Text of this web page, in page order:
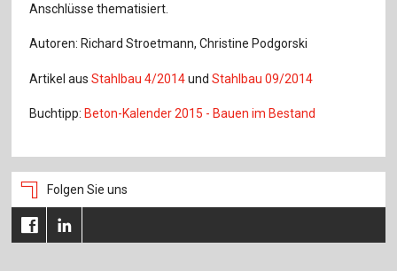
Anschlüsse thematisiert.
Autoren: Richard Stroetmann, Christine Podgorski
Artikel ausStahlbau 4/2014undStahlbau 09/2014
Buchtipp: Beton-Kalender 2015 - Bauen im Bestand
Folgen Sie uns